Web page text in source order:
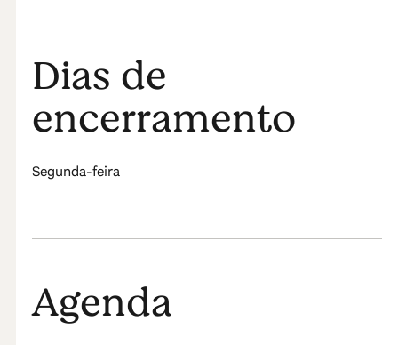
Dias de
encerramento
Segunda-feira
Agenda